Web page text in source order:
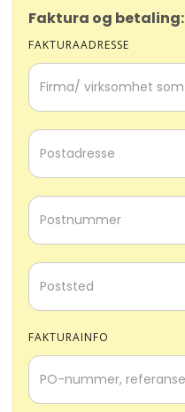
Faktura og betaling:
FAKTURAADRESSE
FAKTURAINFO